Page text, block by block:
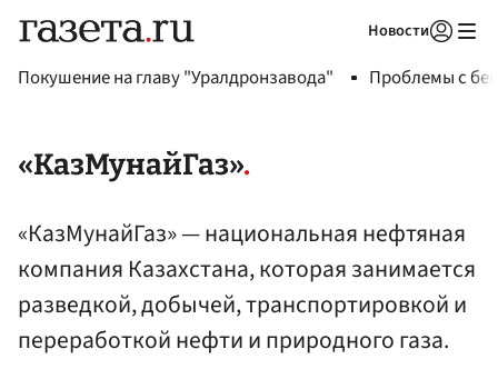
Новости
Покушение на главу "Уралдронзавода" Проблемы с
«КазМунайГаз»
«КазМунайГаз» — национальная нефтяная
компания Казахстана, которая занимается
разведкой, добычей, транспортировкой и
переработкой нефти и природного газа.